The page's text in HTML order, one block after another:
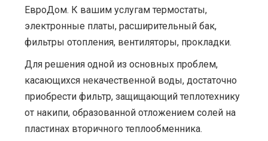
ЕвроДом. К вашим услугам термостаты,
электронные платы, расширительный бак,
фильтры отопления, вентиляторы, прокладки.
Для решения одной из основных проблем,
касающихся некачественной воды, достаточно
приобрести фильтр, защищающий теплотехнику
от накипи, образованной отложением солей на
пластинах вторичного теплообменника.